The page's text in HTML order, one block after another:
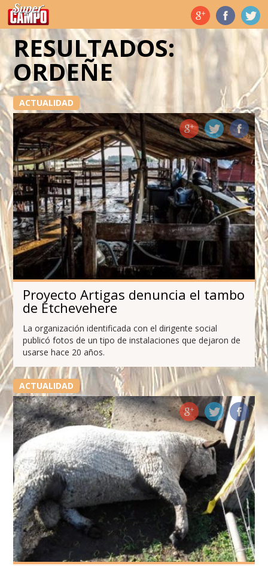
Temas de hoy
RESULTADOS:
ORDEÑE
ACTUALIDAD
Proyecto Artigas denuncia el tambo
de Etchevehere
La organización identificada con el dirigente social
publicó fotos de un tipo de instalaciones que dejaron de
usarse hace 20 años.
ACTUALIDAD